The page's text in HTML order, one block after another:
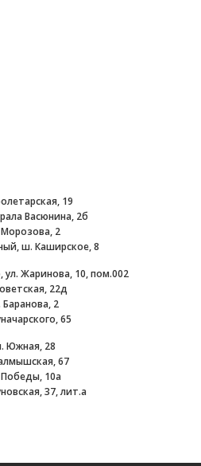
19
Васюнина, 2б
Морозова, 2
ш. Каширское, 8
ул. Жаринова, 10, пом.002
22д
Баранова, 2
65
Южная, 28
67
Победы, 10а
37, лит.а